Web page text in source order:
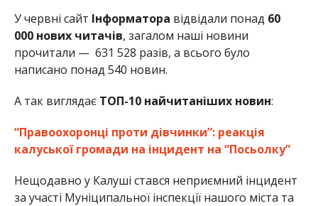
У червні сайт Інформатора відвідали понад 60
000 нових читачів, загалом наші новини
прочитали — 631 528 разів, а всього було
написано понад 540 новин.
А так виглядає ТОП-10 найчитаніших новин:
“Правоохоронці проти дівчинки”: реакція
калуської громади на інцидент на “Посьолку”
Нещодавно у Калуші стався неприємний інцидент
за участі Муніципальної інспекції нашого міста та